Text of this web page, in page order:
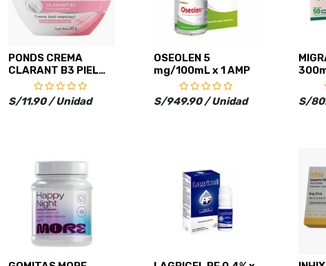
PONDS CREMA
CLARANT B3 PIEL
N/GRASA x 50g
S/11.90 / Unidad
OSEOLEN 5
mg/100mL x 1 AMP
S/949.90 / Unidad
x 50
S/